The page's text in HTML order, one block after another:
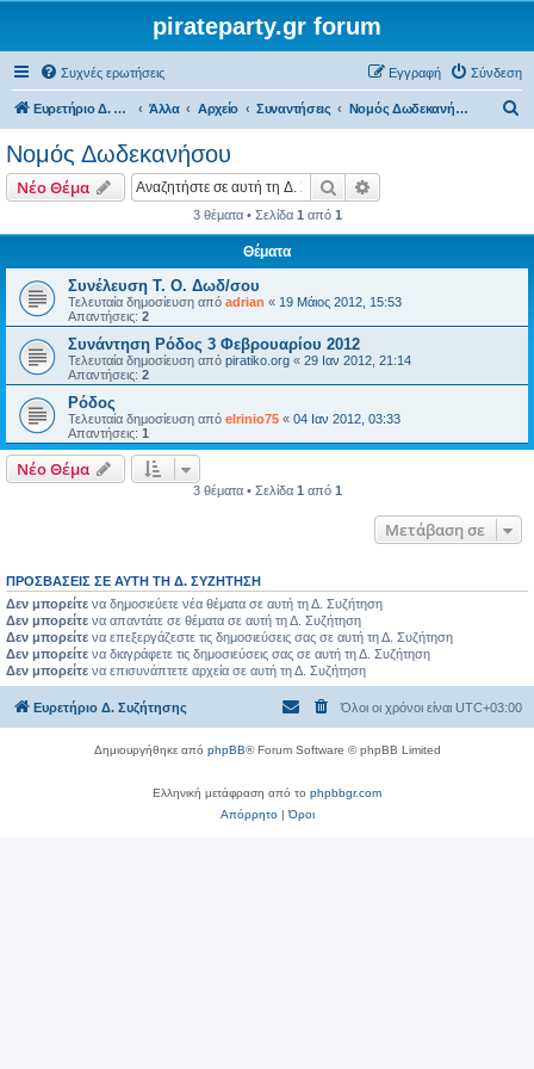
pirateparty.gr forum
Συχνές ερωτήσεις Σύνδεση
Εγγραφή
Ευρετήριο Δ. Συζήτησης Άλλα Αρχείο Συναντήσεις Νομός Δωδεκανήσου‎
Νομός Δωδεκανήσου‎
Νέο Θέμα Αναζήτηση
3 θέματα • Σελίδα 1 από 1
Θέματα
Συνέλευση Τ. Ο. Δωδ/σου
Τελευταία δημοσίευση από adrian « 19 Μάιος 2012, 15:53
Απαντήσεις: 2
Συνάντηση Ρόδος 3 Φεβρουαρίου 2012
Τελευταία δημοσίευση από piratiko.org « 29 Ιαν 2012, 21:14
Απαντήσεις: 2
Ρόδος
Τελευταία δημοσίευση από elrinio75 « 04 Ιαν 2012, 03:33
Απαντήσεις: 1
Νέο Θέμα
3 θέματα • Σελίδα 1 από 1
Μετάβαση σε
ΠΡΟΣΒΆΣΕΙΣ ΣΕ ΑΥΤΉ ΤΗ Δ. ΣΥΖΉΤΗΣΗ
Δεν μπορείτε να δημοσιεύετε νέα θέματα σε αυτή τη Δ. Συζήτηση
Δεν μπορείτε να απαντάτε σε θέματα σε αυτή τη Δ. Συζήτηση
Δεν μπορείτε να επεξεργάζεστε τις δημοσιεύσεις σας σε αυτή τη Δ. Συζήτηση
Δεν μπορείτε να διαγράφετε τις δημοσιεύσεις σας σε αυτή τη Δ. Συζήτηση
Δεν μπορείτε να επισυνάπτετε αρχεία σε αυτή τη Δ. Συζήτηση
Ευρετήριο Δ. Συζήτησης Όλοι οι χρόνοι είναι UTC+03:00
Δημιουργήθηκε από phpBB® Forum Software © phpBB Limited
Ελληνική μετάφραση από το phpbbgr.com
Απόρρητο|Όροι